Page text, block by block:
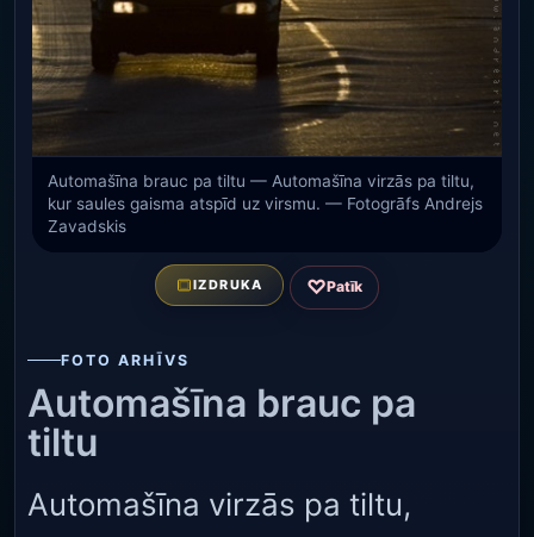
Automašīna brauc pa tiltu — Automašīna virzās pa tiltu,
kur saules gaisma atspīd uz virsmu. — Fotogrāfs Andrejs
Zavadskis
IZDRUKA ♡Patīk
FOTO ARHĪVS
Automašīna brauc pa
tiltu
Automašīna virzās pa tiltu,